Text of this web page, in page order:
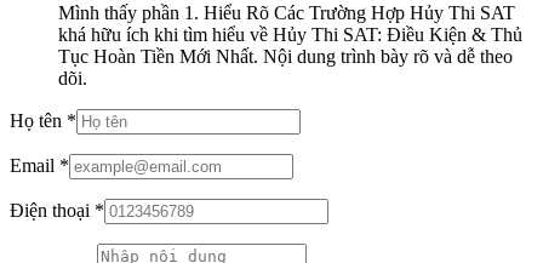
Mình thấy phần 1. Hiểu Rõ Các Trường Hợp Hủy Thi SAT
khá hữu ích khi tìm hiểu về Hủy Thi SAT: Điều Kiện & Thủ
Tục Hoàn Tiền Mới Nhất. Nội dung trình bày rõ và dễ theo
dõi.
Họ tên *
Email *
Điện thoại *